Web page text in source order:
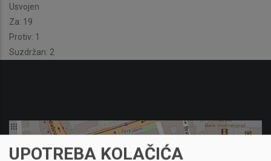
Usvojen
Za: 19
Protiv: 1
Suzdržan: 2
UPOTREBA KOLAČIĆA